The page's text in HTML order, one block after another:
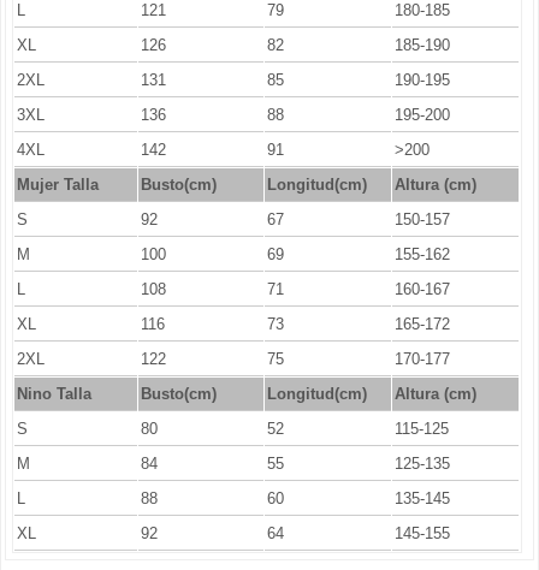
L
121 79
180-185
XL
126 82
185-190
2XL
131 85
190-195
3XL
136 88
195-200
4XL
142 91
>200
Mujer Talla
Busto(cm) Longitud(cm)
Altura (cm)
S
92 67
150-157
M
100 69
155-162
L
108 71
160-167
XL
116 73
165-172
2XL
122 75
170-177
Nino Talla
Busto(cm) Longitud(cm)
Altura (cm)
S
80 52
115-125
M
84 55
125-135
L
88 60
135-145
XL
92 64 145-155